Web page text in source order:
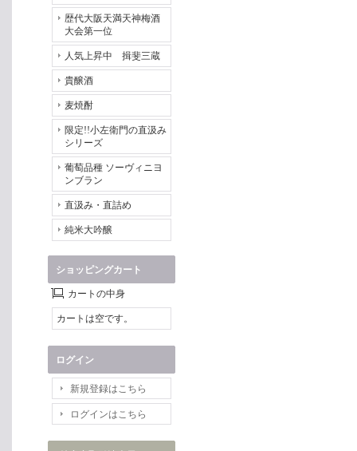
歴代大阪天満天神梅酒
大会第一位
人気上昇中 揖斐三蔵
貴醸酒
麦焼酎
限定!!小左衛門の直汲み
シリーズ
葡萄品種 ソーヴィニヨ
ンブラン
直汲み・直詰め
純米大吟醸
ショッピングカート
カートの中身
カートは空です。
ログイン
新規登録はこちら
ログインはこちら